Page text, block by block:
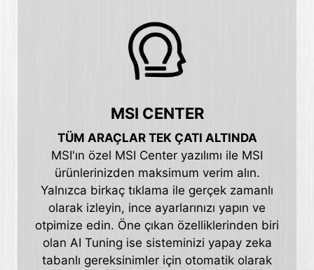
MSI CENTER
TÜM ARAÇLAR TEK ÇATI ALTINDA
MSI'ın özel MSI Center yazılımı ile MSI
ürünlerinizden maksimum verim alın.
Yalnızca birkaç tıklama ile gerçek zamanlı
olarak izleyin, ince ayarlarınızı yapın ve
otpimize edin. Öne çıkan özelliklerinden biri
olan AI Tuning ise sisteminizi yapay zeka
tabanlı gereksinimler için otomatik olarak